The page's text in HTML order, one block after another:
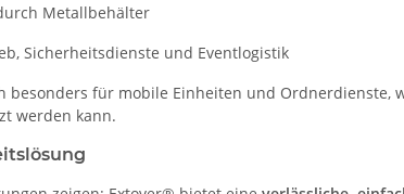
Metallbehälter
Sicherheitsdienste und Eventlogistik
besonders für mobile Einheiten und Ordnerdienste,
werden kann.